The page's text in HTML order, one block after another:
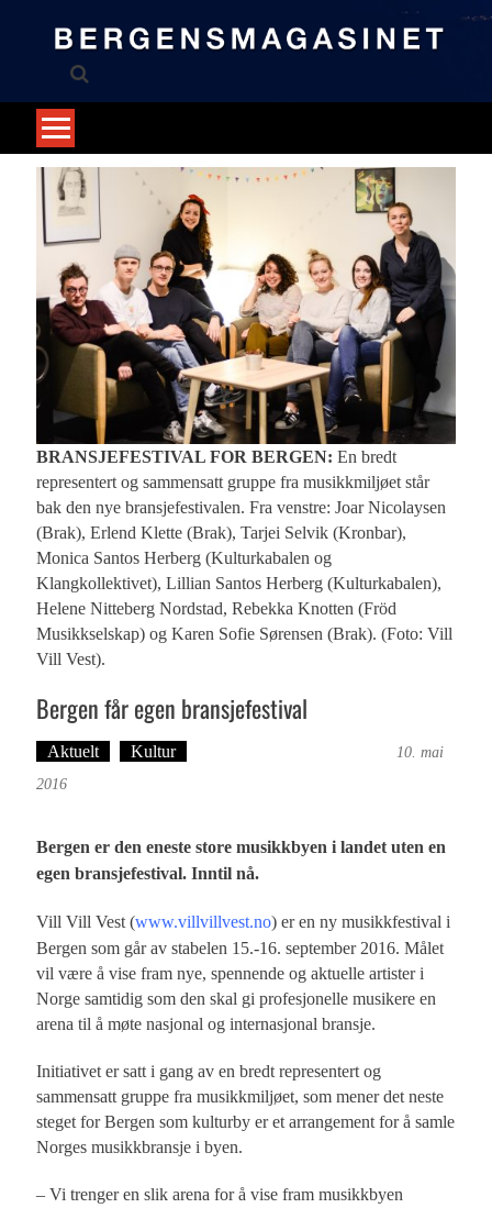
BRANSJEFESTIVAL FOR BERGEN: En bredt
representert og sammensatt gruppe fra musikkmiljøet står
bak den nye bransjefestivalen. Fra venstre: Joar Nicolaysen
(Brak), Erlend Klette (Brak), Tarjei Selvik (Kronbar),
Monica Santos Herberg (Kulturkabalen og
Klangkollektivet), Lillian Santos Herberg (Kulturkabalen),
Helene Nitteberg Nordstad, Rebekka Knotten (Fröd
Musikkselskap) og Karen Sofie Sørensen (Brak). (Foto: Vill
Vill Vest).
Bergen får egen bransjefestival
Aktuelt Kultur
10. mai
2016
Bergen er den eneste store musikkbyen i landet uten en
egen bransjefestival. Inntil nå.
Vill Vill Vest (www.villvillvest.no) er en ny musikkfestival i
Bergen som går av stabelen 15.-16. september 2016. Målet
vil være å vise fram nye, spennende og aktuelle artister i
Norge samtidig som den skal gi profesjonelle musikere en
arena til å møte nasjonal og internasjonal bransje.
Initiativet er satt i gang av en bredt representert og
sammensatt gruppe fra musikkmiljøet, som mener det neste
steget for Bergen som kulturby er et arrangement for å samle
Norges musikkbransje i byen.
– Vi trenger en slik arena for å vise fram musikkbyen